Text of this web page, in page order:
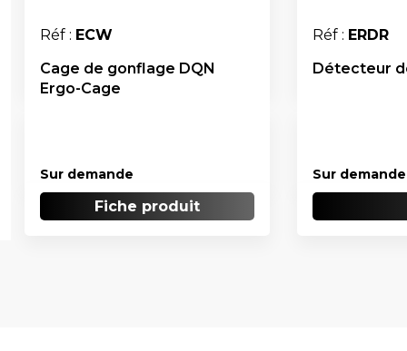
Réf : ECW
Cage de gonflage DQN
Ergo-Cage
Sur demande
Fiche produit
Réf : ERDR
Détecteur
Sur demande